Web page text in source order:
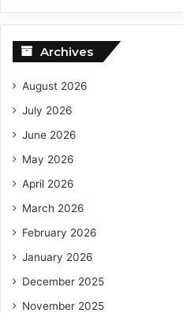
Archives
August 2026
July 2026
June 2026
May 2026
April 2026
March 2026
February 2026
January 2026
December 2025
November 2025